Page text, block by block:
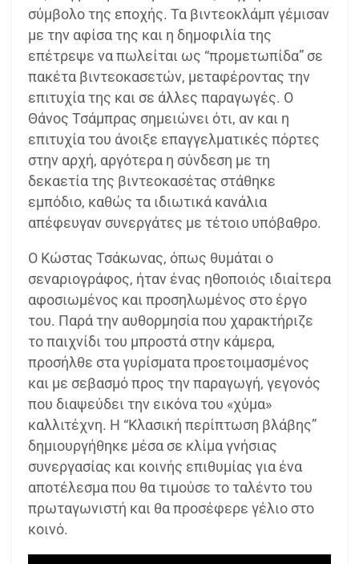
σύμβολο της εποχής. Τα βιντεοκλάμπ γέμισαν
με την αφίσα της και η δημοφιλία της
επέτρεψε να πωλείται ως “προμετωπίδα” σε
πακέτα βιντεοκασετών, μεταφέροντας την
επιτυχία της και σε άλλες παραγωγές. Ο
Θάνος Τσάμπρας σημειώνει ότι, αν και η
επιτυχία του άνοιξε επαγγελματικές πόρτες
στην αρχή, αργότερα η σύνδεση με τη
δεκαετία της βιντεοκασέτας στάθηκε
εμπόδιο, καθώς τα ιδιωτικά κανάλια
απέφευγαν συνεργάτες με τέτοιο υπόβαθρο.
Ο Κώστας Τσάκωνας, όπως θυμάται ο
σεναριογράφος, ήταν ένας ηθοποιός ιδιαίτερα
αφοσιωμένος και προσηλωμένος στο έργο
του. Παρά την αυθορμησία που χαρακτήριζε
το παιχνίδι του μπροστά στην κάμερα,
προσήλθε στα γυρίσματα προετοιμασμένος
και με σεβασμό προς την παραγωγή, γεγονός
που διαψεύδει την εικόνα του «χύμα»
καλλιτέχνη. Η “Κλασική περίπτωση βλάβης”
δημιουργήθηκε μέσα σε κλίμα γνήσιας
συνεργασίας και κοινής επιθυμίας για ένα
αποτέλεσμα που θα τιμούσε το ταλέντο του
πρωταγωνιστή και θα προσέφερε γέλιο στο
κοινό.